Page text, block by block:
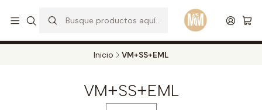
Envios a todo el pais. Opcion EXPRESS en Medellin y Bogota Leer más
Inicio VM+SS+EML
VM+SS+EML